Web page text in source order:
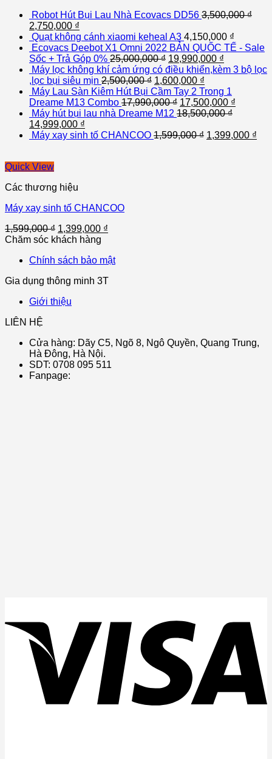
Robot Hút Bụi Lau Nhà Ecovacs DD56 3,500,000₫
2,750,000 ₫
Quạt không cánh xiaomi keheal A3 4,150,000 ₫
Ecovacs Deebot X1 Omni 2022 BẢN QUỐC TẾ - Sale
Sốc + Trả Góp 0% 25,000,000₫ 19,990,000 ₫
Máy lọc không khí cảm ứng có điều khiển,kèm 3 bộ lọc
,lọc bụi siêu mịn 2,500,000₫ 1,600,000 ₫
Máy Lau Sàn Kiêm Hút Bụi Cầm Tay 2 Trong 1
Dreame M13 Combo 17,990,000₫ 17,500,000 ₫
Máy hút bụi lau nhà Dreame M12 18,500,000₫
14,999,000 ₫
Máy xay sinh tố CHANCOO 1,599,000₫ 1,399,000 ₫
Quick View
Các thương hiệu
Máy xay sinh tố CHANCOO
1,599,000₫ 1,399,000 ₫
Chăm sóc khách hàng
Chính sách bảo mật
Gia dụng thông minh 3T
Giới thiệu
LIÊN HỆ
Cửa hàng: Dãy C5, Ngõ 8, Ngô Quyền, Quang Trung,
Hà Đông, Hà Nội.
SDT: 0708 095 511
Fanpage: